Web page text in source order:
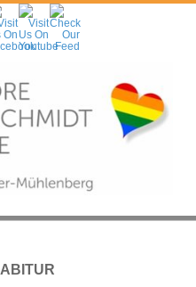
ABITUR